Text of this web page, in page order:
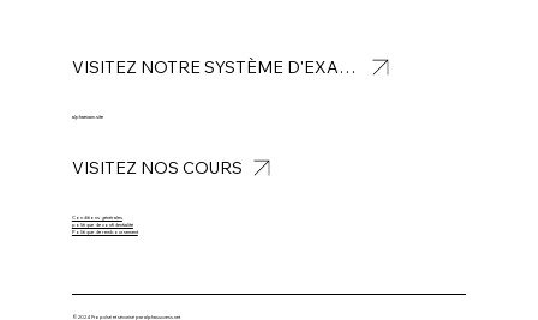
alphaexam.site
VISITEZ NOTRE SYSTÈME D'EXAMEN ALPHA
©2024 Propulsé et sécurisé paralphasuccess.net
Conditions générales
politique de confidentialité
Politique de remboursement
VISITEZ NOS COURS